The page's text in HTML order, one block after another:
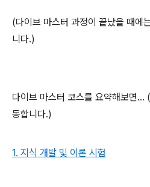
(다이브 마스터 과정이 끝났을 때에
니다.)
다이브 마스터 코스를 요약해보면...
동합니다.)
1. 지식 개발 및 이론 시험